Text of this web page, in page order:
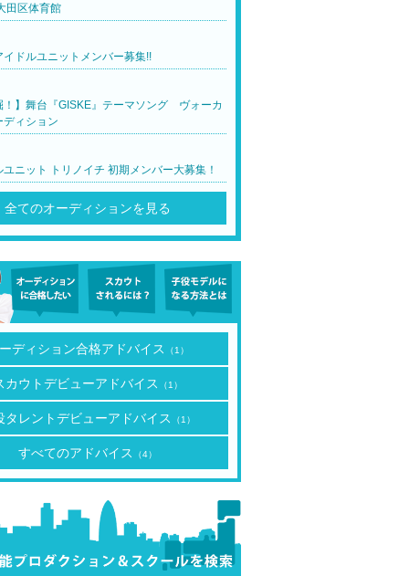
田区体育館
イドルユニットメンバー募集!!
！】舞台『GISKE』テーマソング ヴォーカ
ディション
ニット トリノイチ 初期メンバー大募集！
全てのオーディションを見る
ディション合格アドバイス （1）
カウトデビューアドバイス （1）
タレントデビューアドバイス （1）
すべてのアドバイス （4）